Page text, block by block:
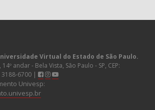
Virtual do Estado de São Paulo.
andar - Bela Vista, São Paulo - SP, CEP:
3188-6700 |
Univesp: